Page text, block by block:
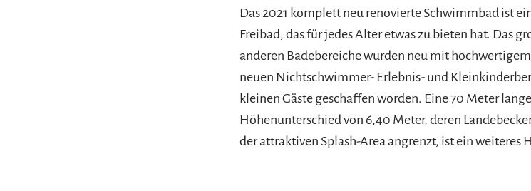
Das 2021 komplett neu renovierte Schwimmbad ist
Freibad, das für jedes Alter etwas zu bieten hat. Das
anderen Badebereiche wurden neu mit
neuen Nichtschwimmer- Erlebnis- und
kleinen Gäste geschaffen worden. Eine 70 Meter
Höhenunterschied von 6,40 Meter, deren
der attraktiven Splash-Area angrenzt, ist ein weiteres